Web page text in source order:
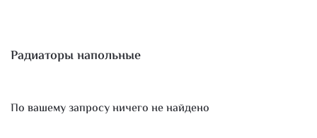
Радиаторы напольные
По вашему запросу ничего не найдено